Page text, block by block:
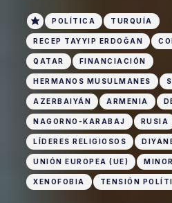
POLÍTICA TURQUÍA
RECEP TAYYIP ERDOĞAN
QATAR FINANCIACIÓN
HERMANOS MUSULMANES
AZERBAIYÁN ARMENIA
NAGORNO-KARABAJ RUSIA
LÍDERES RELIGIOSOS
UNIÓN EUROPEA (UE)
XENOFOBIA TENSIÓN